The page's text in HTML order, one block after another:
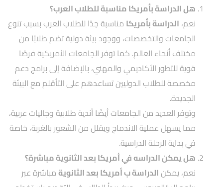
هل الدراسة بأمريكا مناسبة للطلاب العرب؟
نعم، الدراسة بأمريكا مناسبة جدًا للطلاب العرب بسبب تنوع
الجامعات والتخصصات، ووجود بيئة دولية تضم طلابًا من
مختلف أنحاء العالم. كما توفر الجامعات الأمريكية فرصًا
قوية للتطور الأكاديمي والمهني، بالإضافة إلى برامج دعم
مخصصة للطلاب الدوليين تساعدهم على التأقلم مع البيئة
الجديدة.
وتوفر العديد من الجامعات أيضًا أندية طلابية وجاليات عربية،
مما يسهل عملية الاندماج ويقلل من الشعور بالغربة، خاصة
في بداية الرحلة الدراسية.
هل يمكن الدراسه في أمريكا بعد الثانوية مباشرة؟
نعم، يمكنالدراسة ب أمريكا بعد الثانويةمباشرة عبر